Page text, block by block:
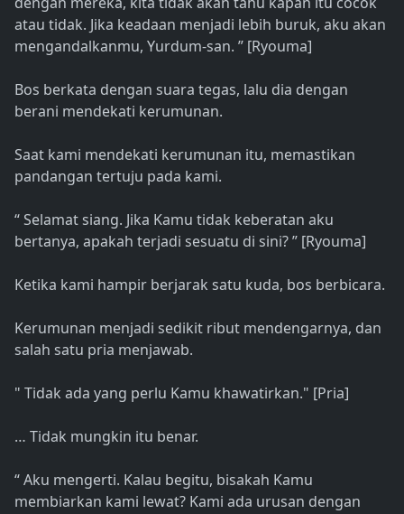
atau tidak. Jika keadaan menjadi lebih buruk, aku akan
mengandalkanmu, Yurdum-san. ” [Ryouma]
Bos berkata dengan suara tegas, lalu dia dengan
berani mendekati kerumunan.
Saat kami mendekati kerumunan itu, memastikan
pandangan tertuju pada kami.
“ Selamat siang. Jika Kamu tidak keberatan aku
bertanya, apakah terjadi sesuatu di sini? ” [Ryouma]
Ketika kami hampir berjarak satu kuda, bos berbicara.
Kerumunan menjadi sedikit ribut mendengarnya, dan
salah satu pria menjawab.
" Tidak ada yang perlu Kamu khawatirkan." [Pria]
… Tidak mungkin itu benar.
“ Aku mengerti. Kalau begitu, bisakah Kamu
membiarkan kami lewat? Kami ada urusan dengan